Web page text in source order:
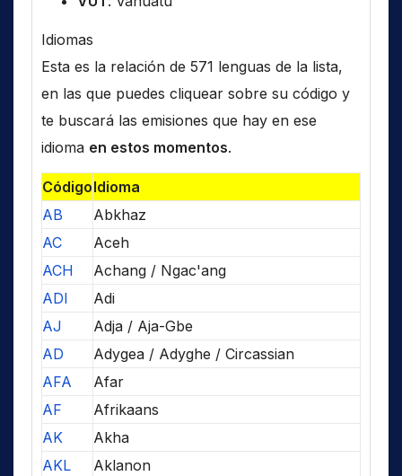
Idiomas
Esta es la relación de 571 lenguas de la lista,
en las que puedes cliquear sobre su código y
te buscará las emisiones que hay en ese
idioma en estos momentos.
CódigoIdioma
AB
Abkhaz
AC
Aceh
ACH
Achang / Ngac'ang
ADI
Adi
AJ
Adja / Aja-Gbe
AD
Adygea / Adyghe / Circassian
AFA
Afar
AF
Afrikaans
AK
Akha
AKL
Aklanon